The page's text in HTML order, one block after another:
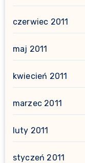
czerwiec 2011
maj 2011
kwiecień 2011
marzec 2011
luty 2011
styczeń 2011